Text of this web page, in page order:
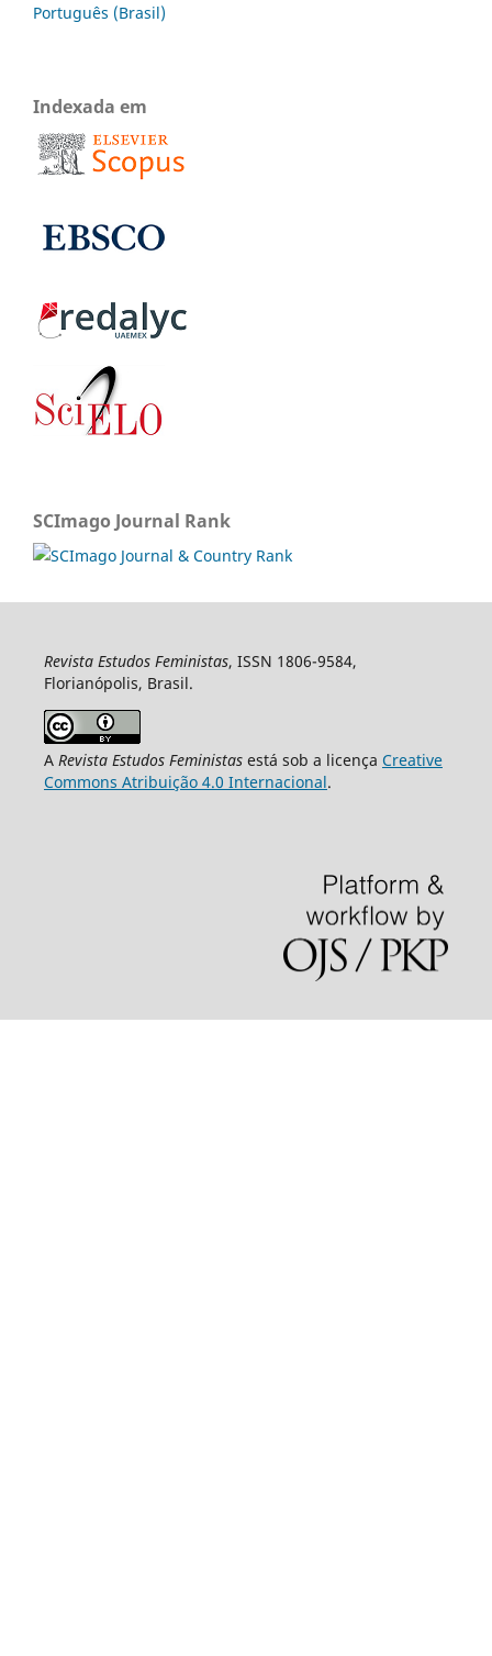
Português (Brasil)
Indexada em
SCImago Journal Rank
Revista Estudos Feministas, ISSN 1806-9584,
Florianópolis, Brasil.
A Revista Estudos Feministasestá sob a licença Creative
Commons Atribuição 4.0 Internacional.